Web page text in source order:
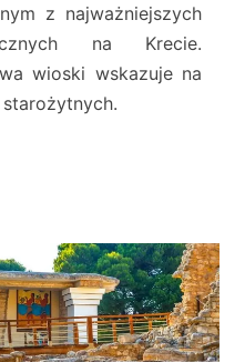
z najważniejszych
na Krecie.
wioski wskazuje na